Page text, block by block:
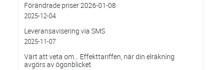
Förändrade priser 2026-01-08
2025-12-04
Leveransavisering via SMS
2025-11-07
Värt att veta om… Effekttariffen, när din elräkning
avgörs av ögonblicket